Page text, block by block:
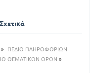
108
118
του Α' μέχρι την
Σχετικά
»
ΠΕΔΙΟ ΠΛΗΡΟΦΟΡΙΩΝ
ΘΕΜΑΤΙΚΩΝ ΟΡΩΝ »